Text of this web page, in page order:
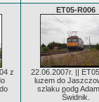
z
ET05-R006
22.06.2007r. ||
luzem do
szlaku podg
Świdnik.